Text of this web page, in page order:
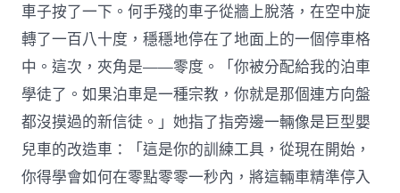
車子按了一下。何手殘的車子從牆上脫落，在空中旋
轉了一百八十度，穩穩地停在了地面上的一個停車格
中。這次，夾角是——零度。「你被分配給我的泊車
學徒了。如果泊車是一種宗教，你就是那個連方向盤
都沒摸過的新信徒。」她指了指旁邊一輛像是巨型嬰
兒車的改造車：「這是你的訓練工具，從現在開始，
你得學會如何在零點零零一秒內，將這輛車精準停入